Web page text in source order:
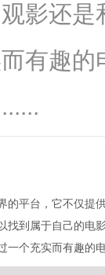
影还
有趣
的平台，它不仅
找到属于自己的
一个充实而有趣的